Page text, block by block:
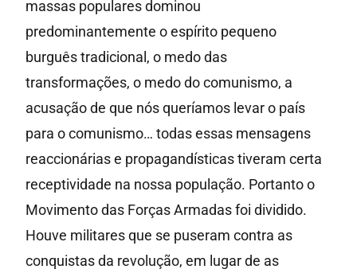
massas populares dominou
predominantemente o espírito pequeno
burguês tradicional, o medo das
transformações, o medo do comunismo, a
acusação de que nós queríamos levar o país
para o comunismo… todas essas mensagens
reaccionárias e propagandísticas tiveram certa
receptividade na nossa população. Portanto o
Movimento das Forças Armadas foi dividido.
Houve militares que se puseram contra as
conquistas da revolução, em lugar de as